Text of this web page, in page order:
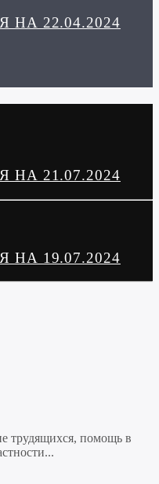
22.04.2024
21.07.2024
19.07.2024
трудящихся, помощь в